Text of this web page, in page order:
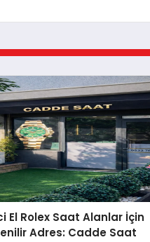
El Rolex Saat Alanlar İçin
Adres: Cadde Saat